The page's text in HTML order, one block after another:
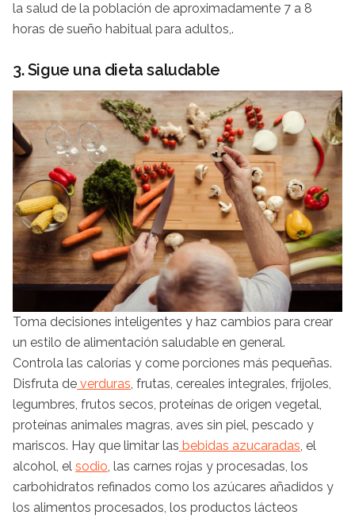
la salud de la población de aproximadamente 7 a 8
horas de sueño habitual para adultos,.
3. Sigue una dieta saludable
Toma decisiones inteligentes y haz cambios para crear
un estilo de alimentación saludable en general.
Controla las calorías y come porciones más pequeñas.
Disfruta de verduras , frutas, cereales integrales, frijoles,
legumbres, frutos secos, proteínas de origen vegetal,
proteínas animales magras, aves sin piel, pescado y
mariscos. Hay que limitar las bebidas azucaradas , el
alcohol, el sodio , las carnes rojas y procesadas, los
carbohidratos refinados como los azúcares añadidos y
los alimentos procesados, los productos lácteos